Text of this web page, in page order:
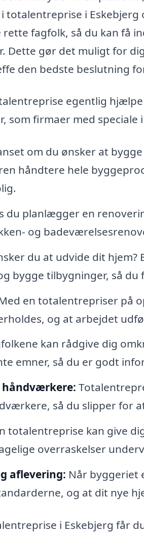
totalentreprise i
fagfolk, så du kan få
Dette gør det muligt for
den bedste beslutning
egentlig
som firmaer med
om du ønsker at
håndtere hele
du planlægger en
og
du at udvide dit hjem?
bygge tilbygninger, så
en totalentrepriser på
og at arbejdet
kan rådgive dig
emner, så du er godt
håndværkere:
så du slipper for
totalentreprise kan give
overraskelser
aflevering: Når
og at dit nye
i Eskebjerg får